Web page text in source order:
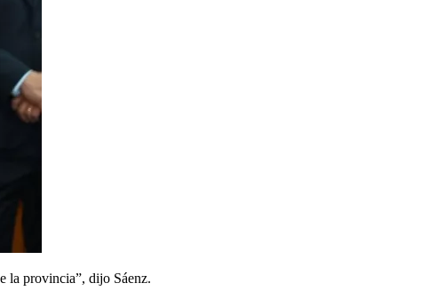
la provincia”, dijo Sáenz.